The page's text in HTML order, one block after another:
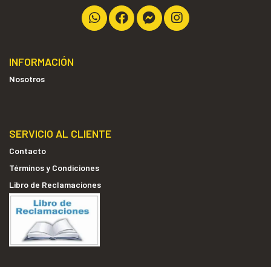
INFORMACIÓN
Nosotros
SERVICIO AL CLIENTE
Contacto
Términos y Condiciones
Libro de Reclamaciones